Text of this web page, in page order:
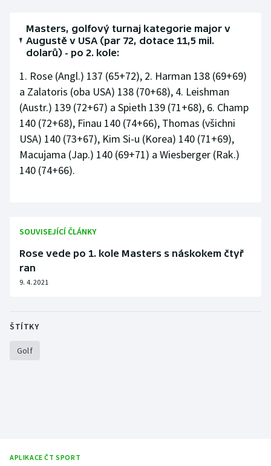
Ostatní
Masters, golfový turnaj kategorie major v
Augustě v USA (par 72, dotace 11,5 mil.
dolarů) - po 2. kole:
1. Rose (Angl.) 137 (65+72), 2. Harman 138 (69+69)
a Zalatoris (oba USA) 138 (70+68), 4. Leishman
(Austr.) 139 (72+67) a Spieth 139 (71+68), 6. Champ
140 (72+68), Finau 140 (74+66), Thomas (všichni
USA) 140 (73+67), Kim Si-u (Korea) 140 (71+69),
Macujama (Jap.) 140 (69+71) a Wiesberger (Rak.)
140 (74+66).
SOUVISEJÍCÍ ČLÁNKY
Rose vede po 1. kole Masters s náskokem čtyř
ran
9. 4. 2021
ŠTÍTKY
Golf
APLIKACE ČT SPORT